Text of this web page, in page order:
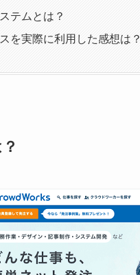
テムとは？
を実際に利用した感想は？